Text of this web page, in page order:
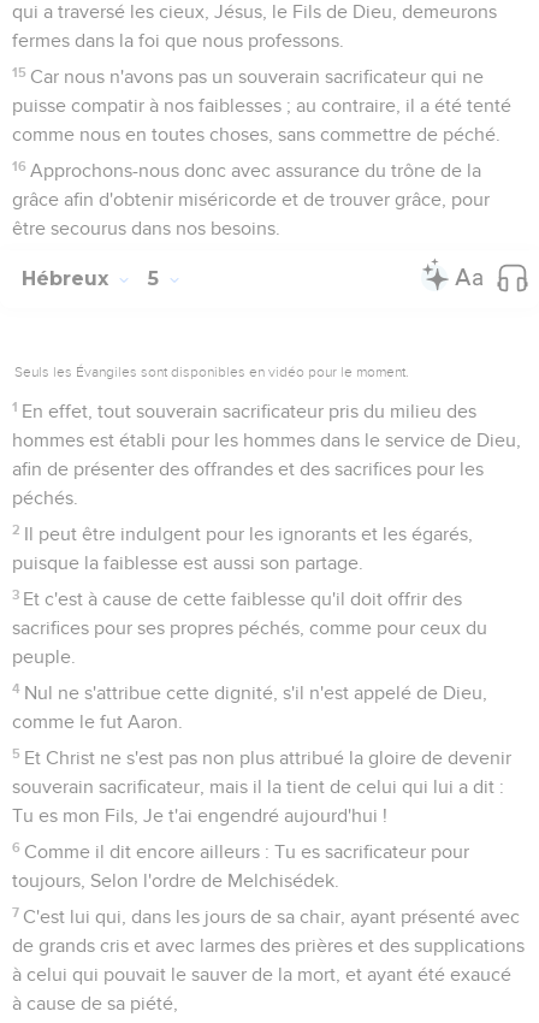
qui a traversé les cieux, Jésus, le Fils de Dieu, demeurons
fermes dans la foi que nous professons.
15 Car nous n'avons pas un souverain sacrificateur qui ne
puisse compatir à nos faiblesses ; au contraire, il a été tenté
comme nous en toutes choses, sans commettre de péché.
16 Approchons-nous donc avec assurance du trône de la
grâce afin d'obtenir miséricorde et de trouver grâce, pour
être secourus dans nos besoins.
Hébreux 5
Seuls les Évangiles sont disponibles en vidéo pour le moment.
1 En effet, tout souverain sacrificateur pris du milieu des
hommes est établi pour les hommes dans le service de Dieu,
afin de présenter des offrandes et des sacrifices pour les
péchés.
2 Il peut être indulgent pour les ignorants et les égarés,
puisque la faiblesse est aussi son partage.
3 Et c'est à cause de cette faiblesse qu'il doit offrir des
sacrifices pour ses propres péchés, comme pour ceux du
peuple.
4 Nul ne s'attribue cette dignité, s'il n'est appelé de Dieu,
comme le fut Aaron.
5 Et Christ ne s'est pas non plus attribué la gloire de devenir
souverain sacrificateur, mais il la tient de celui qui lui a dit :
Tu es mon Fils, Je t'ai engendré aujourd'hui !
6 Comme il dit encore ailleurs : Tu es sacrificateur pour
toujours, Selon l'ordre de Melchisédek.
7 C'est lui qui, dans les jours de sa chair, ayant présenté avec
de grands cris et avec larmes des prières et des supplications
à celui qui pouvait le sauver de la mort, et ayant été exaucé
à cause de sa piété,